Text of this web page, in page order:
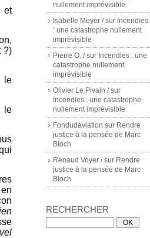
nullement imprévisible
Isabelle Meyer /sur Incendies
: une catastrophe nullement
imprévisible
Pierre O. /sur Incendies : une
catastrophe nullement
imprévisible
Olivier Le Pivain /sur
Incendies : une catastrophe
nullement imprévisible
Fondudaviation sur Rendre
justice à la pensée de Marc
Bloch
Renaud Voyer /sur Rendre
justice à la pensée de Marc
Bloch
RECHERCHER
et
?)
le
le